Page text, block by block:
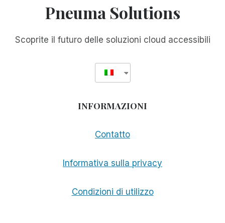
Pneuma Solutions
Scoprite il futuro delle soluzioni cloud accessibili
INFORMAZIONI
Contatto
Informativa sulla privacy
Condizioni di utilizzo